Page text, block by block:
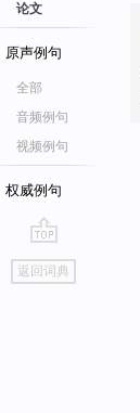
论文
原声例句
全部
音频例句
视频例句
权威例句
go
top
返回词典